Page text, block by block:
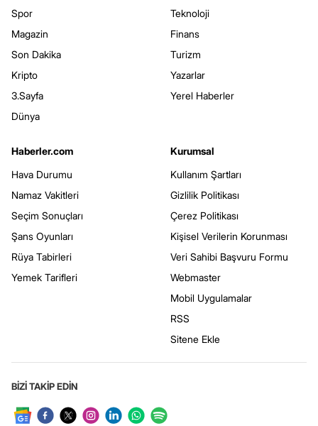
Spor
Magazin
Son Dakika
Kripto
3.Sayfa
Dünya
Teknoloji
Finans
Turizm
Yazarlar
Yerel Haberler
Haberler.com
Hava Durumu
Namaz Vakitleri
Seçim Sonuçları
Şans Oyunları
Rüya Tabirleri
Yemek Tarifleri
Kurumsal
Kullanım Şartları
Gizlilik Politikası
Çerez Politikası
Kişisel Verilerin Korunması
Veri Sahibi Başvuru Formu
Webmaster
Mobil Uygulamalar
RSS
Sitene Ekle
BİZİ TAKİP EDİN